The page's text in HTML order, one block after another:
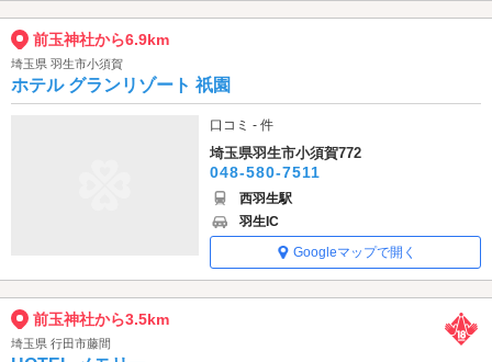
前玉神社から6.9km
埼玉県 羽生市小須賀
ホテル グランリゾート 祇園
口コミ - 件
埼玉県羽生市小須賀772
048-580-7511
西羽生駅
羽生IC
Googleマップで開く
前玉神社から3.5km
埼玉県 行田市藤間